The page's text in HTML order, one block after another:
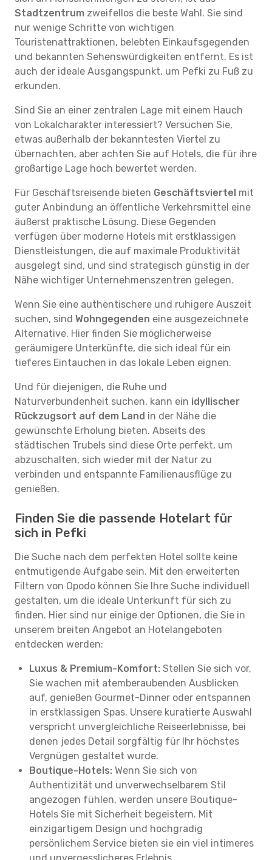
Stadtzentrum zweifellos die beste Wahl. Sie sind
nur wenige Schritte von wichtigen
Touristenattraktionen, belebten Einkaufsgegenden
und bekannten Sehenswürdigkeiten entfernt. Es ist
auch der ideale Ausgangspunkt, um Pefki zu Fuß zu
erkunden.
Sind Sie an einer zentralen Lage mit einem Hauch
von Lokalcharakter interessiert? Versuchen Sie,
etwas außerhalb der bekanntesten Viertel zu
übernachten, aber achten Sie auf Hotels, die für ihre
großartige Lage hoch bewertet werden.
Für Geschäftsreisende bieten Geschäftsviertel mit
guter Anbindung an öffentliche Verkehrsmittel eine
äußerst praktische Lösung. Diese Gegenden
verfügen über moderne Hotels mit erstklassigen
Dienstleistungen, die auf maximale Produktivität
ausgelegt sind, und sind strategisch günstig in der
Nähe wichtiger Unternehmenszentren gelegen.
Wenn Sie eine authentischere und ruhigere Auszeit
suchen, sind Wohngegenden eine ausgezeichnete
Alternative. Hier finden Sie möglicherweise
geräumigere Unterkünfte, die sich ideal für ein
tieferes Eintauchen in das lokale Leben eignen.
Und für diejenigen, die Ruhe und
Naturverbundenheit suchen, kann ein idyllischer
Rückzugsort auf dem Land in der Nähe die
gewünschte Erholung bieten. Abseits des
städtischen Trubels sind diese Orte perfekt, um
abzuschalten, sich wieder mit der Natur zu
verbinden und entspannte Familienausflüge zu
genießen.
Finden Sie die passende Hotelart für
sich in Pefki
Die Suche nach dem perfekten Hotel sollte keine
entmutigende Aufgabe sein. Mit den erweiterten
Filtern von Opodo können Sie Ihre Suche individuell
gestalten, um die ideale Unterkunft für sich zu
finden. Hier sind nur einige der Optionen, die Sie in
unserem breiten Angebot an Hotelangeboten
entdecken werden:
Luxus & Premium-Komfort: Stellen Sie sich vor,
Sie wachen mit atemberaubenden Ausblicken
auf, genießen Gourmet-Dinner oder entspannen
in erstklassigen Spas. Unsere kuratierte Auswahl
verspricht unvergleichliche Reiseerlebnisse, bei
denen jedes Detail sorgfältig für Ihr höchstes
Vergnügen gestaltet wurde.
Boutique-Hotels: Wenn Sie sich von
Authentizität und unverwechselbarem Stil
angezogen fühlen, werden unsere Boutique-
Hotels Sie mit Sicherheit begeistern. Mit
einzigartigem Design und hochgradig
persönlichem Service bieten sie ein viel intimeres